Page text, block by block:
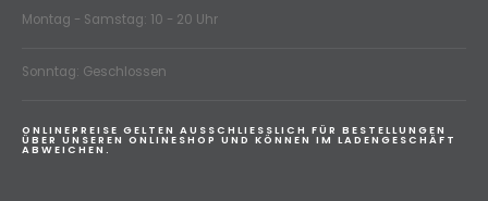
Montag - Samstag: 10 - 20 Uhr
Sonntag: Geschlossen
ONLINEPREISE GELTEN AUSSCHLIESSLICH FÜR BESTELLUNGEN
ÜBER UNSEREN ONLINESHOP UND KÖNNEN IM LADENGESCHÄFT
ABWEICHEN.